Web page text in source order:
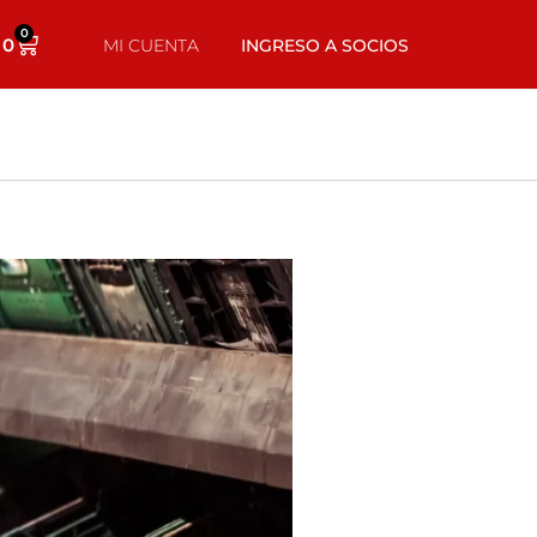
0
MI CUENTA INGRESO A SOCIOS